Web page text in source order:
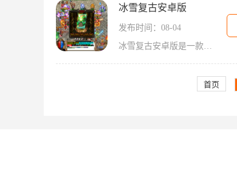
冰雪复古安卓版
发布时间：08-04
冰雪复古安卓版是一款传奇类的2D角色扮演游戏，它具有万人在线、玩家互动、职业组合、行会系统等特点，让每个玩家都能够体验到真实的游戏世界。传奇游戏一直以来都是游戏界的经
首页